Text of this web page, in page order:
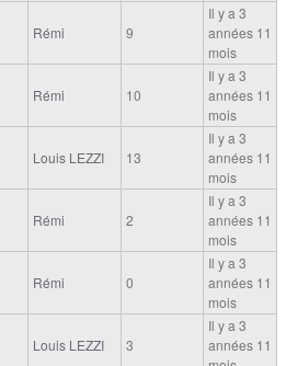
Rémi 9
Il y a 3
années 11
mois
Rémi 10
Il y a 3
années 11
mois
Louis LEZZI 13
Il y a 3
années 11
mois
Rémi 2
Il y a 3
années 11
mois
Rémi 0
Il y a 3
années 11
mois
Louis LEZZI 3
Il y a 3
années 11